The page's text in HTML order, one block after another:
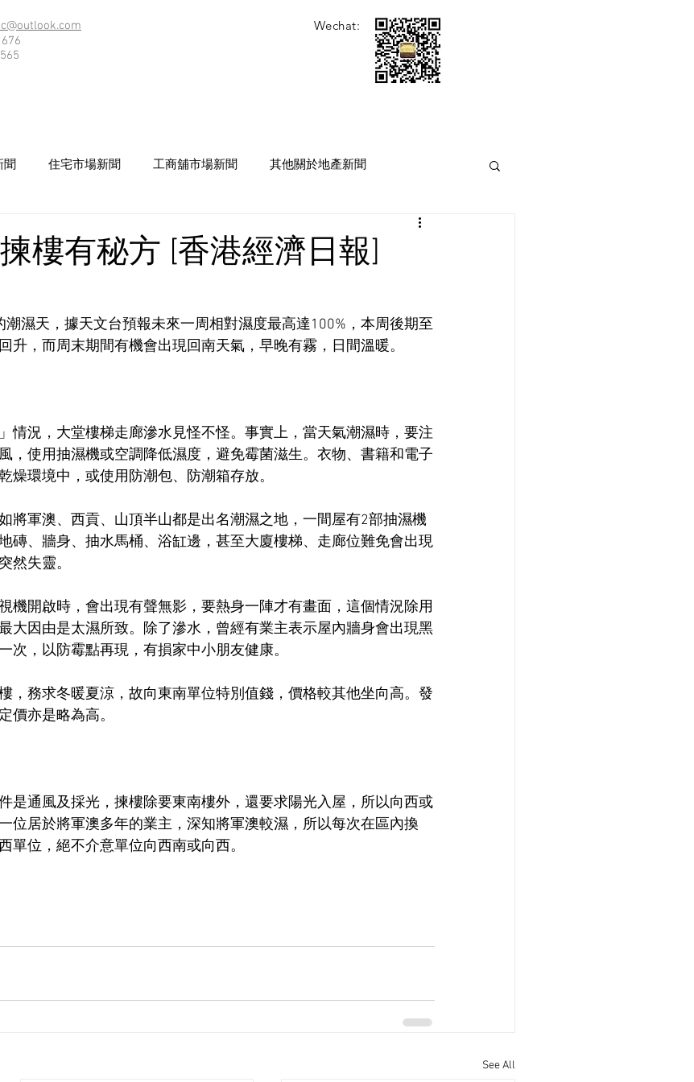
Wechat:
聞 住宅市場新聞 工商舖市場新聞 其他關於地產新聞
樓有秘方 [香港經濟日報]
濕天，據天文台預報未來一周相對濕度最高達100%，本周後期至
升，而周末期間有機會出現回南天氣，早晚有霧，日間溫暖。
情況，大堂樓梯走廊滲水見怪不怪。事實上，當天氣潮濕時，要注
，使用抽濕機或空調降低濕度，避免霉菌滋生。衣物、書籍和電子
燥環境中，或使用防潮包、防潮箱存放。
將軍澳、西貢、山頂半山都是出名潮濕之地，一間屋有2部抽濕機
磚、牆身、抽水馬桶、浴缸邊，甚至大廈樓梯、走廊位難免會出現
然失靈。
機開啟時，會出現有聲無影，要熱身一陣才有畫面，這個情況除用
大因由是太濕所致。除了滲水，曾經有業主表示屋內牆身會出現黑
次，以防霉點再現，有損家中小朋友健康。
，務求冬暖夏涼，故向東南單位特別值錢，價格較其他坐向高。發
價亦是略為高。
是通風及採光，揀樓除要東南樓外，還要求陽光入屋，所以向西或
位居於將軍澳多年的業主，深知將軍澳較濕，所以每次在區內換
單位，絕不介意單位向西南或向西。
See All